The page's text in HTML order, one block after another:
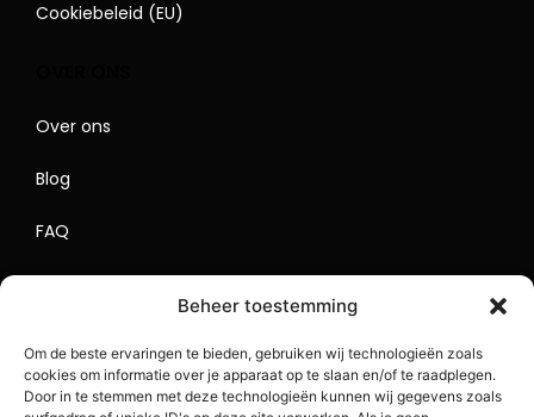
Beheer toestemming
Om de beste ervaringen te bieden, gebruiken wij technologieën zoals
cookies om informatie over je apparaat op te slaan en/of te raadplegen.
Door in te stemmen met deze technologieën kunnen wij gegevens zoals
Cookiebeleid (EU)
Over ons
Blog
FAQ
Lokaal Adverteren